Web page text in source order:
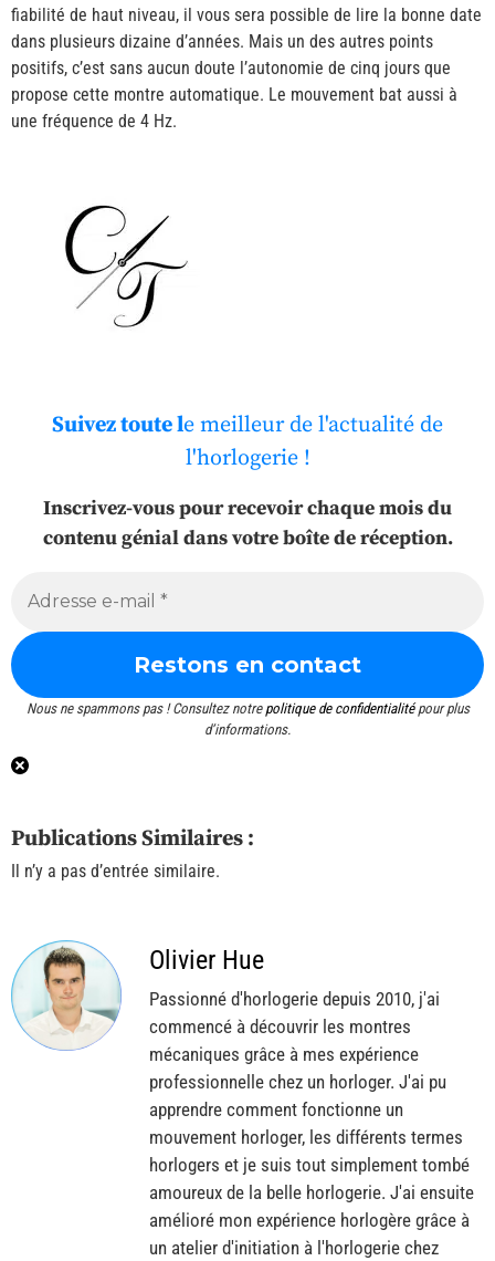
fiabilité de haut niveau, il vous sera possible de lire la bonne date
dans plusieurs dizaine d’années. Mais un des autres points
positifs, c’est sans aucun doute l’autonomie de cinq jours que
propose cette montre automatique. Le mouvement bat aussi à
une fréquence de 4 Hz.
Suivez toute le meilleur de l'actualité de
l'horlogerie !
Inscrivez-vous pour recevoir chaque mois du
contenu génial dans votre boîte de réception.
Nous ne spammons pas ! Consultez notre politique de confidentialitépour plus
d’informations.
Publications Similaires :
Il n’y a pas d’entrée similaire.
Olivier Hue
Passionné d'horlogerie depuis 2010, j'ai
commencé à découvrir les montres
mécaniques grâce à mes expérience
professionnelle chez un horloger. J'ai pu
apprendre comment fonctionne un
mouvement horloger, les différents termes
horlogers et je suis tout simplement tombé
amoureux de la belle horlogerie. J'ai ensuite
amélioré mon expérience horlogère grâce à
un atelier d'initiation à l'horlogerie chez